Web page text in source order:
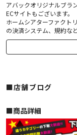
アバックオリジナルブラ
ECサイトもございます。
ホームシアターファクト
の決済システム、規約な
■店舗ブログ
■︎商品詳細